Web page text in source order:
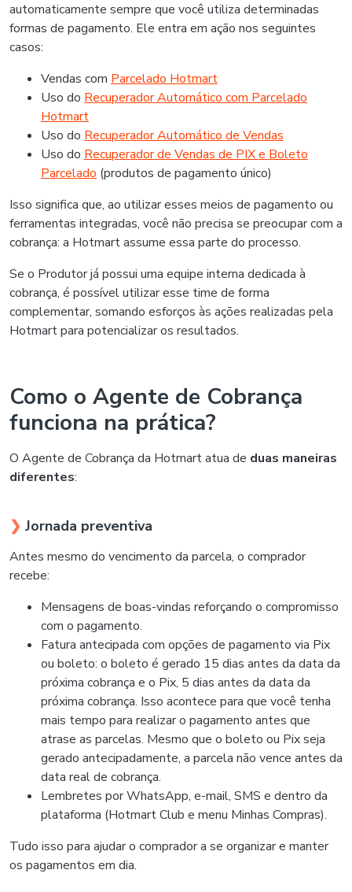
automaticamente sempre que você utiliza determinadas
formas de pagamento. Ele entra em ação nos seguintes
casos:
Vendas com Parcelado Hotmart
Uso do Recuperador Automático com Parcelado
Hotmart
Uso do Recuperador Automático de Vendas
Uso do Recuperador de Vendas de PIX e Boleto
Parcelado (produtos de pagamento único)
Isso significa que, ao utilizar esses meios de pagamento ou
ferramentas integradas, você não precisa se preocupar com a
cobrança: a Hotmart assume essa parte do processo.
Se o Produtor já possui uma equipe interna dedicada à
cobrança, é possível utilizar esse time de forma
complementar, somando esforços às ações realizadas pela
Hotmart para potencializar os resultados.
Como o Agente de Cobrança
funciona na prática?
O Agente de Cobrança da Hotmart atua de duas maneiras
diferentes:
❯ Jornada preventiva
Antes mesmo do vencimento da parcela, o comprador
recebe:
Mensagens de boas-vindas reforçando o compromisso
com o pagamento.
Fatura antecipada com opções de pagamento via Pix
ou boleto: o boleto é gerado 15 dias antes da data da
próxima cobrança e o Pix, 5 dias antes da data da
próxima cobrança. Isso acontece para que você tenha
mais tempo para realizar o pagamento antes que
atrase as parcelas. Mesmo que o boleto ou Pix seja
gerado antecipadamente, a parcela não vence antes da
data real de cobrança.
Lembretes por WhatsApp, e-mail, SMS e dentro da
plataforma (Hotmart Club e menu Minhas Compras).
Tudo isso para ajudar o comprador a se organizar e manter
os pagamentos em dia.